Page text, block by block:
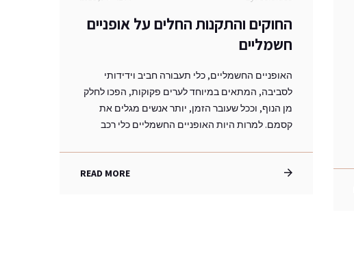
החוקים והתקנות החלים על אופניים
חשמליים
האופניים החשמליים, כלי תעבורה חביב וידידותי
לסביבה, המתאים במיוחד לערים פקוקות, הפכו לחלק
מן הנוף, וככל שעובר הזמן, יותר אנשים מגלים את
קסמם. למרות היות האופניים החשמליים כלי רכב
READ MORE